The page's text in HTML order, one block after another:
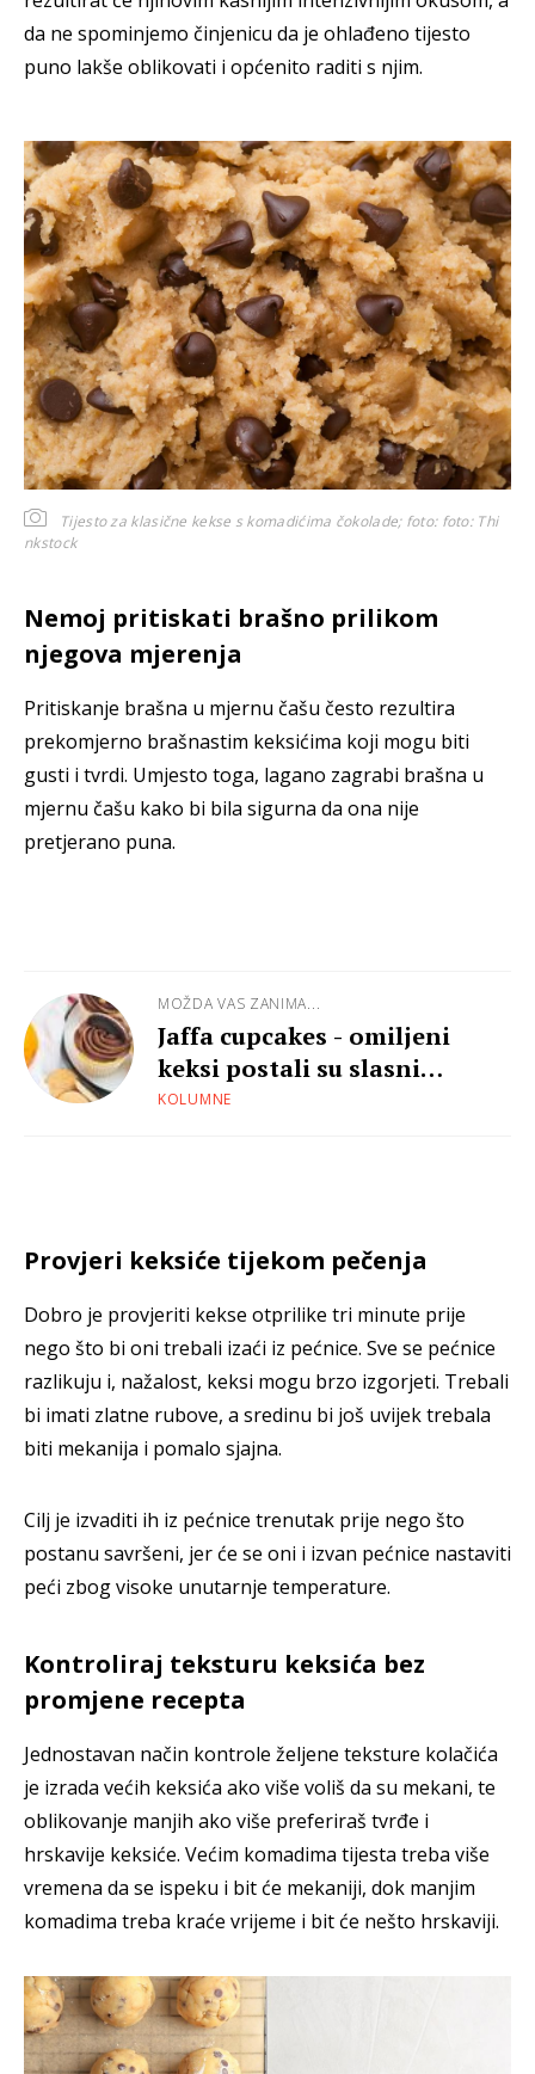
da ne spominjemo činjenicu da je ohlađeno tijesto
puno lakše oblikovati i općenito raditi s njim.
Tijesto za klasične kekse s komadićima čokolade; foto: foto: Thi
nkstock
Nemoj pritiskati brašno prilikom
njegova mjerenja
Pritiskanje brašna u mjernu čašu često rezultira
prekomjerno brašnastim keksićima koji mogu biti
gusti i tvrdi. Umjesto toga, lagano zagrabi brašna u
mjernu čašu kako bi bila sigurna da ona nije
pretjerano puna.
MOŽDA VAS ZANIMA...
Jaffa cupcakes - omiljeni
keksi postali su slasni
kolačići
KOLUMNE
Provjeri keksiće tijekom pečenja
Dobro je provjeriti kekse otprilike tri minute prije
nego što bi oni trebali izaći iz pećnice. Sve se pećnice
razlikuju i, nažalost, keksi mogu brzo izgorjeti. Trebali
bi imati zlatne rubove, a sredinu bi još uvijek trebala
biti mekanija i pomalo sjajna.
Cilj je izvaditi ih iz pećnice trenutak prije nego što
postanu savršeni, jer će se oni i izvan pećnice nastaviti
peći zbog visoke unutarnje temperature.
Kontroliraj teksturu keksića bez
promjene recepta
Jednostavan način kontrole željene teksture kolačića
je izrada većih keksića ako više voliš da su mekani, te
oblikovanje manjih ako više preferiraš tvrđe i
hrskavije keksiće. Većim komadima tijesta treba više
vremena da se ispeku i bit će mekaniji, dok manjim
komadima treba kraće vrijeme i bit će nešto hrskaviji.